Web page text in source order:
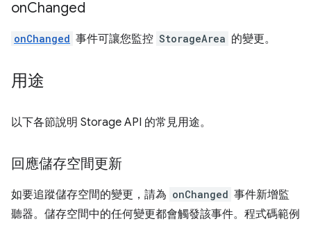
onChanged
onChanged 事件可讓您監控 StorageArea 的變更。
用途
以下各節說明 Storage API 的常見用途。
回應儲存空間更新
如要追蹤儲存空間的變更，請為 onChanged 事件新增監
聽器。儲存空間中的任何變更都會觸發該事件。程式碼範例